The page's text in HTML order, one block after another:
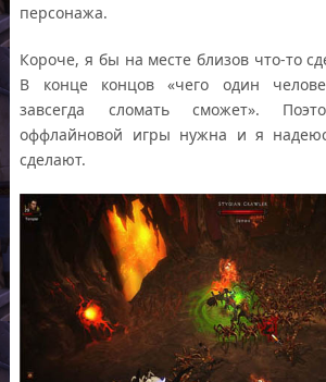
персонажа.
Короче, я бы на месте близов что-то
В конце концов «чего один
завсегда сломать сможет».
оффлайновой игры нужна и я
сделают.